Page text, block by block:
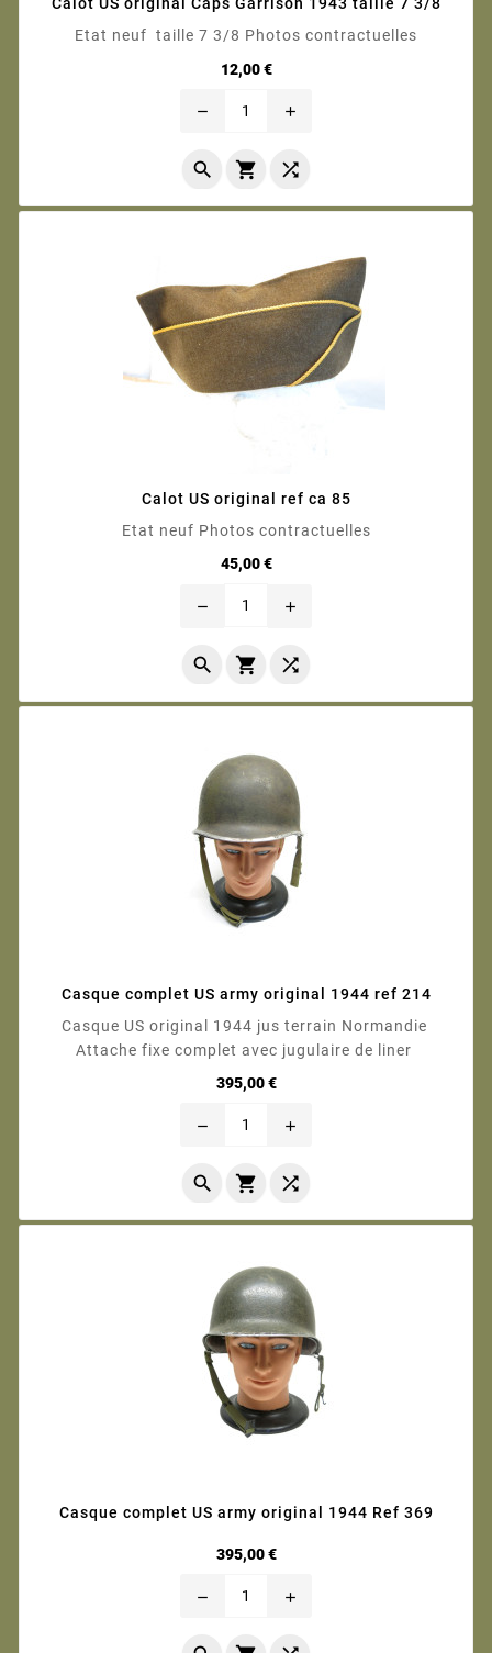
Calot US original Caps Garrison 1943 taille 7 3/8
Etat neuf taille 7 3/8 Photos contractuelles
12,00 €Prix
remove add
  
Calot US original ref ca 85
Etat neuf Photos contractuelles
45,00 €Prix
remove add
  
Casque complet US army original 1944 ref 214
Casque US original 1944 jus terrain Normandie
Attache fixe complet avec jugulaire de liner
395,00 €Prix
remove add
  
Casque complet US army original 1944 Ref 369
395,00 €Prix
remove add